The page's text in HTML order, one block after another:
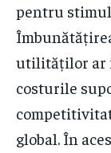
pentru
utilităților ar
costurile
global. În